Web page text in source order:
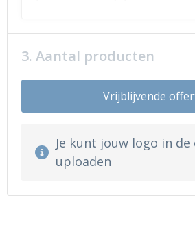
3. Aantal producten
Vrijblijvende
Je kunt jouw logo in
uploaden